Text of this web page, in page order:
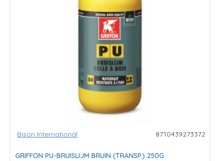
Bison International 8710439273372
GRIFFON PU-BRUISLIJM BRUIN (TRANSP.) 250G